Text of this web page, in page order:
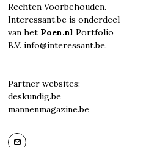
Rechten Voorbehouden.
Interessant.be is onderdeel
van het Poen.nl Portfolio
B.V. info@interessant.be.
Partner websites:
deskundig.be
mannenmagazine.be